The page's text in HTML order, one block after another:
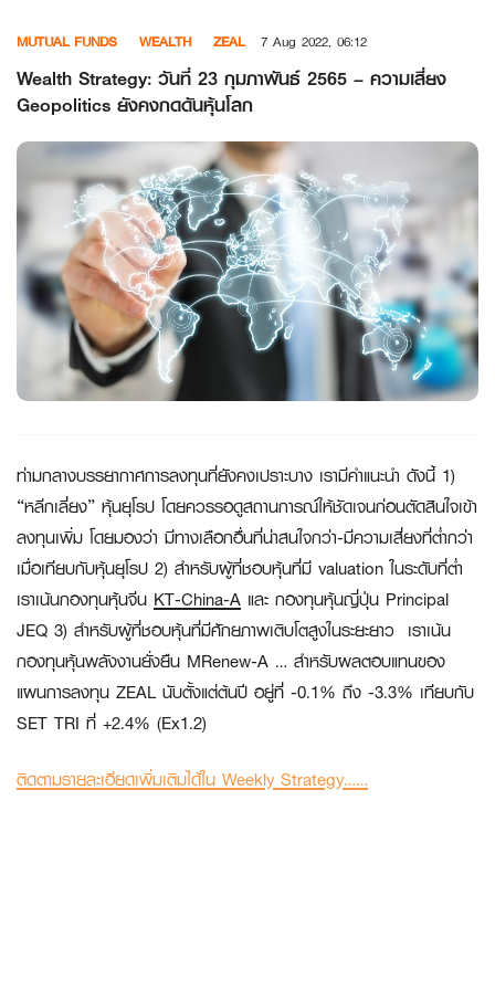
content
MUTUAL FUNDS WEALTH ZEAL 7 Aug 2022, 06:12
Wealth Strategy: วันที่ 23 กุมภาพันธ์ 2565 – ความเสี่ยง
Geopolitics ยังคงกดดันหุ้นโลก
ท่ามกลางบรรยากาศการลงทุนที่ยังคงเปราะบาง เรามีคำแนะนำ ดังนี้ 1)
“หลีกเลี่ยง” หุ้นยุโรป โดยควรรอดูสถานการณ์ให้ชัดเจนก่อนตัดสินใจเข้า
ลงทุนเพิ่ม โดยมองว่า มีทางเลือกอื่นที่น่าสนใจกว่า-มีความเสี่ยงที่ต่ำกว่า
เมื่อเทียบกับหุ้นยุโรป 2) สำหรับผู้ที่ชอบหุ้นที่มี valuation ในระดับที่ต่ำ
เราเน้นกองทุนหุ้นจีน KT-China-A และ กองทุนหุ้นญี่ปุ่น Principal
JEQ 3) สำหรับผู้ที่ชอบหุ้นที่มีศักยภาพเติบโตสูงในระยะยาว เราเน้น
กองทุนหุ้นพลังงานยั่งยืน MRenew-A … สำหรับผลตอบแทนของ
แผนการลงทุน ZEAL นับตั้งแต่ต้นปี อยู่ที่ -0.1% ถึง -3.3% เทียบกับ
SET TRI ที่ +2.4% (Ex1.2)
ติดตามรายละเอียดเพิ่มเติมได้ใน Weekly Strategy……